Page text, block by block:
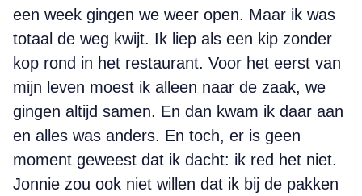
een week gingen we weer open. Maar ik was
totaal de weg kwijt. Ik liep als een kip zonder
kop rond in het restaurant. Voor het eerst van
mijn leven moest ik alleen naar de zaak, we
gingen altijd samen. En dan kwam ik daar aan
en alles was anders. En toch, er is geen
moment geweest dat ik dacht: ik red het niet.
Jonnie zou ook niet willen dat ik bij de pakken